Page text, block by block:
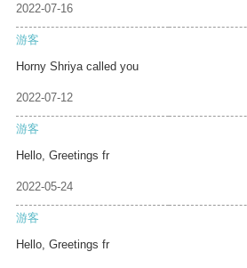
2022-07-16
游客
Horny Shriya called you
2022-07-12
游客
Hello, Greetings fr
2022-05-24
游客
Hello, Greetings fr